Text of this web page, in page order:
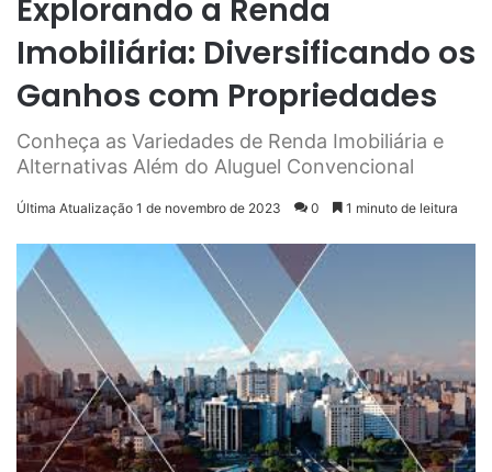
Explorando a Renda
Imobiliária: Diversificando os
Ganhos com Propriedades
Conheça as Variedades de Renda Imobiliária e
Alternativas Além do Aluguel Convencional
Última Atualização 1 de novembro de 2023 0 1 minuto de leitura